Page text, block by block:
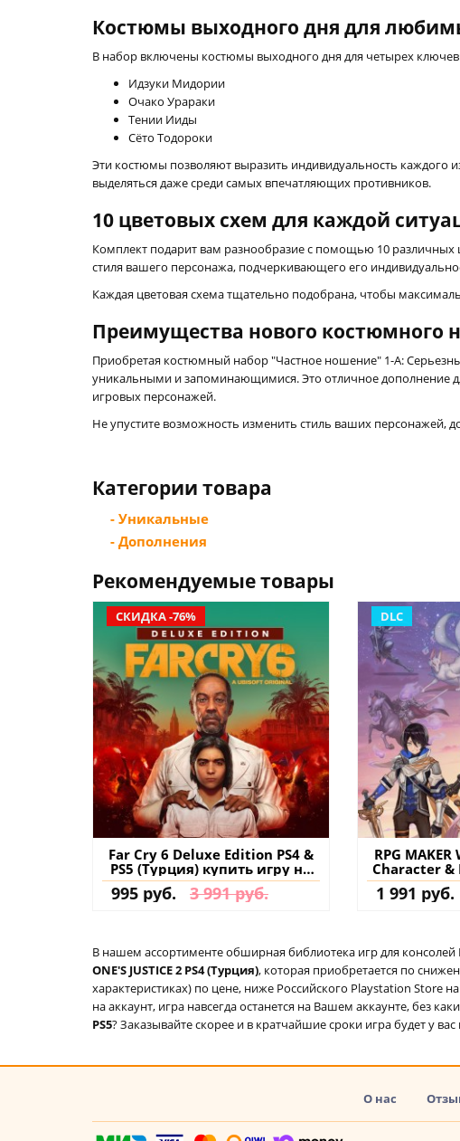
Костюмы выходного дня для
В набор включены костюмы выходного дня для четырех
Идзуки Мидории
Очако Урараки
Тении Ииды
Сёто Тодороки
Эти костюмы позволяют выразить индивидуальность каждого
выделяться даже среди самых впечатляющих противников.
10 цветовых схем для каждой
Комплект подарит вам разнообразие с помощью 10 различных
стиля вашего персонажа, подчеркивающего его
Каждая цветовая схема тщательно подобрана, чтобы
Преимущества нового костюмного
Приобретая костюмный набор "Частное ношение" 1-A:
уникальными и запоминающимися. Это отличное дополнение
игровых персонажей.
Не упустите возможность изменить стиль ваших персонажей,
Категории товара
- Уникальные
- Дополнения
Рекомендуемые товары
СКИДКА -76%
Far Cry 6 Deluxe Edition PS4 &
PS5 (Турция) купить игру на
аккаунт
995 руб. 3 991 руб.
DLC
RPG
Character &
& PS5
1 991 руб.
В нашем ассортименте обширная библиотека игр для
ONE'S JUSTICE 2 PS4 (Турция), которая приобретается по
характеристиках) по цене, ниже Российского Playstation
на аккаунт, игра навсегда останется на Вашем аккаунте, без
PS5? Заказывайте скорее и в кратчайшие сроки игра будет у
О нас